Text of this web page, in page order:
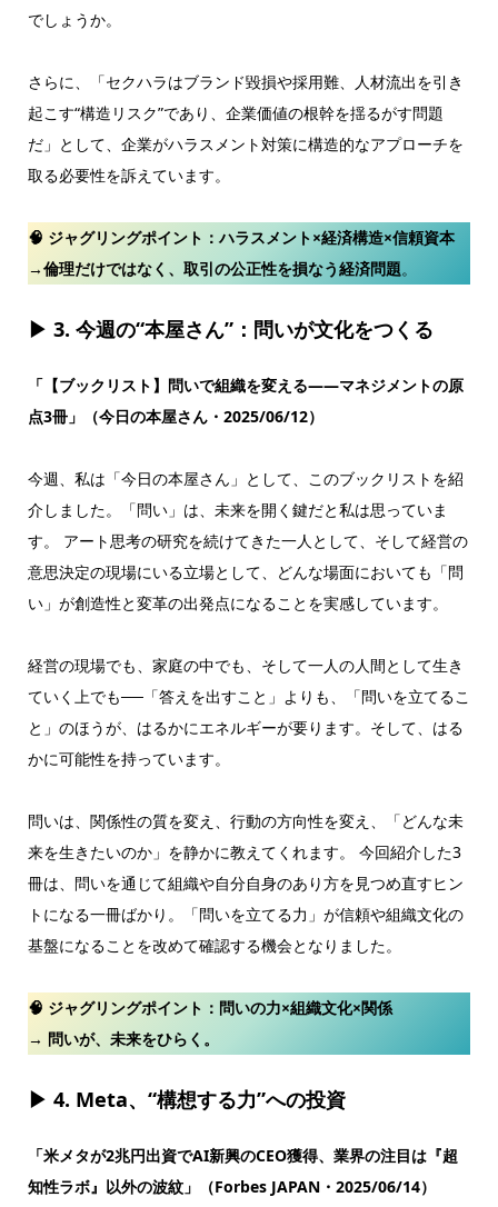
でしょうか。
さらに、「セクハラはブランド毀損や採用難、人材流出を引き
起こす“構造リスク”であり、企業価値の根幹を揺るがす問題
だ」として、企業がハラスメント対策に構造的なアプローチを
取る必要性を訴えています。
🧠 ジャグリングポイント：ハラスメント×経済構造×信頼資本
→倫理だけではなく、取引の公正性を損なう経済問題。
▶ 3. 今週の“本屋さん”：問いが文化をつくる
「【ブックリスト】問いで組織を変える——マネジメントの原
点3冊」（今日の本屋さん・2025/06/12）
今週、私は「今日の本屋さん」として、このブックリストを紹
介しました。「問い」は、未来を開く鍵だと私は思っていま
す。 アート思考の研究を続けてきた一人として、そして経営の
意思決定の現場にいる立場として、どんな場面においても「問
い」が創造性と変革の出発点になることを実感しています。
経営の現場でも、家庭の中でも、そして一人の人間として生き
ていく上でも──「答えを出すこと」よりも、「問いを立てるこ
と」のほうが、はるかにエネルギーが要ります。そして、はる
かに可能性を持っています。
問いは、関係性の質を変え、行動の方向性を変え、「どんな未
来を生きたいのか」を静かに教えてくれます。 今回紹介した3
冊は、問いを通じて組織や自分自身のあり方を見つめ直すヒン
トになる一冊ばかり。「問いを立てる力」が信頼や組織文化の
基盤になることを改めて確認する機会となりました。
🧠 ジャグリングポイント： 問いの力×組織文化×関係
→ 問いが、未来をひらく。
▶ 4. Meta、“構想する力”への投資
「米メタが2兆円出資でAI新興のCEO獲得、業界の注目は『超
知性ラボ』以外の波紋」（Forbes JAPAN・2025/06/14）